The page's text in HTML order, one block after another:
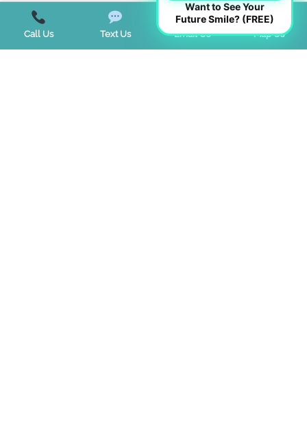
Salud bucodental
Call Us Text Us Email Us Map Us
Want to See Your
Future Smile? (FREE)